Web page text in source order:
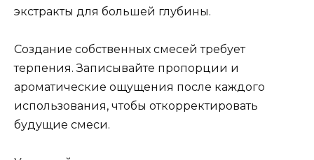
экстракты для большей глубины.
Создание собственных смесей требует
терпения. Записывайте пропорции и
ароматические ощущения после каждого
использования, чтобы откорректировать
будущие смеси.